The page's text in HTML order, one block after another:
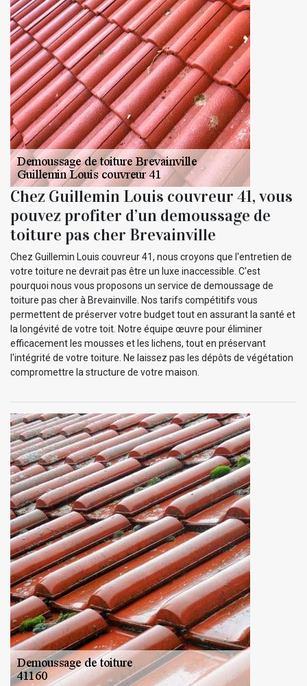
Chez Guillemin Louis couvreur 41, vous
pouvez profiter d’un demoussage de
toiture pas cher Brevainville
Chez Guillemin Louis couvreur 41, nous croyons que l'entretien de
votre toiture ne devrait pas être un luxe inaccessible. C'est
pourquoi nous vous proposons un service de demoussage de
toiture pas cher à Brevainville. Nos tarifs compétitifs vous
permettent de préserver votre budget tout en assurant la santé et
la longévité de votre toit. Notre équipe œuvre pour éliminer
efficacement les mousses et les lichens, tout en préservant
l'intégrité de votre toiture. Ne laissez pas les dépôts de végétation
compromettre la structure de votre maison.